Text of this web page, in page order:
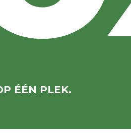
ÉÉN PLEK.